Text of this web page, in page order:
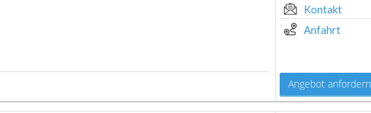
Kontakt
Anfahrt
Angebot anfordern